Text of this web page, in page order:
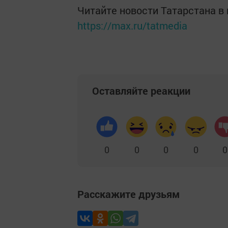
Читайте новости Татарстана
https://max.ru/tatmedia
Оставляйте реакции
0 0 0 0 0
Расскажите друзьям